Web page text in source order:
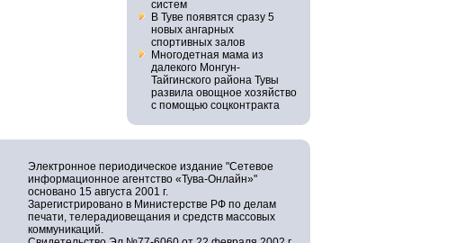
систем
В Туве появятся сразу 5
новых ангарных
спортивных залов
Многодетная мама из
далекого Монгун-
Тайгинского района Тувы
развила овощное хозяйство
с помощью соцконтракта
Электронное периодическое издание "Сетевое
информационное агентство «Тува-Онлайн»"
основано 15 августа 2001 г.
Зарегистрировано в Министерстве РФ по делам
печати, телерадиовещания и средств массовых
коммуникаций.